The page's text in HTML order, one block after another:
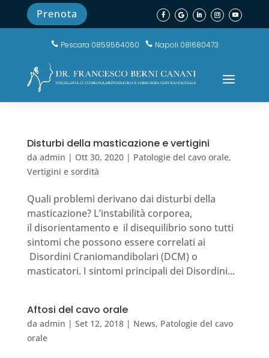
Prenota
 Pescara 0859564060  Napoli 081680473
Disturbi della masticazione e vertigini
da admin | Ott 30, 2020| Patologie del cavo orale,
Vertigini e sordità
Quali problemi derivano dai disturbi della
masticazione? L’instabilità corporea,
il disorientamento e il disequilibrio sono tutti
sintomi che possono essere correlati ai
Disordini Craniomandibolari (DCM) o
masticatori. I sintomi principali dei Disordini...
Aftosi del cavo orale
da admin | Set 12, 2018| News, Patologie del cavo
orale